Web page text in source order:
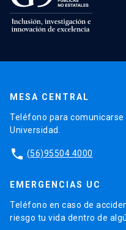
MESA CENTRAL
Teléfono para
Universidad.
phone (56)95504 4000
EMERGENCIAS UC
Teléfono en caso de
riesgo tu vida dentro de